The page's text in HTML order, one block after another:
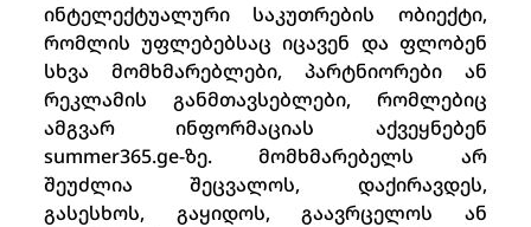
ინტელექტუალური საკუთრების ობიექტი,
რომლის უფლებებსაც იცავენ და ფლობენ
სხვა მომხმარებლები, პარტნიორები ან
რეკლამის განმთავსებლები, რომლებიც
ამგვარ ინფორმაციას აქვეყნებენ
summer365.ge-ზე. მომხმარებელს არ
შეუძლია შეცვალოს, დაქირავდეს,
გასესხოს, გაყიდოს, გაავრცელოს ან